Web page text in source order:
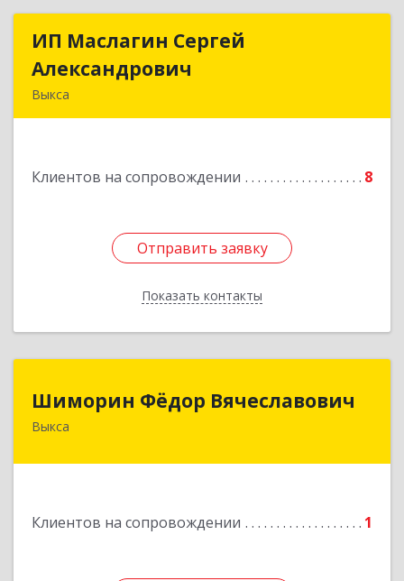
ИП Маслагин Сергей
Александрович
Выкса
Клиентов на сопровождении 8
Отправить заявку
Показать контакты
ИП Маслагин Сергей
Подробнее
Отправить заявку
Назад
Шиморин Фёдор Вячеславович
Выкса
Клиентов на сопровождении 1
Шиморин Фёдор Вячеславович